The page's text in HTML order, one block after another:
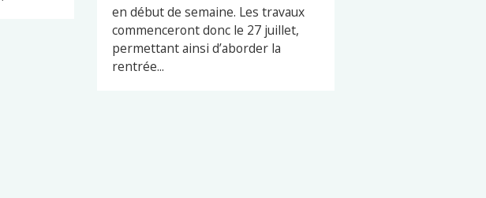
en début de semaine. Les travaux
commenceront donc le 27 juillet,
permettant ainsi d’aborder la
rentrée...